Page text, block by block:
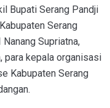
Bupati Serang Pandji
Serang
Supriatna,
para kepala organisasi
Kabupaten Serang